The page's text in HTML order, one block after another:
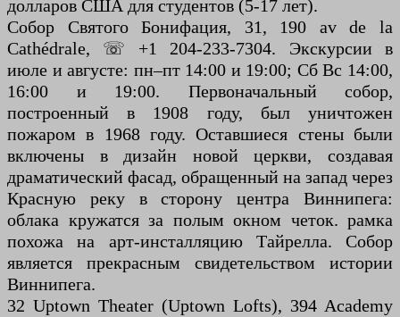
долларов США для студентов (5-17 лет).
Собор Святого Бонифация, 31, 190 av de la
Cathédrale, ☏ +1 204-233-7304. Экскурсии в
июле и августе: пн–пт 14:00 и 19:00; Сб Вс 14:00,
16:00 и 19:00. Первоначальный собор,
построенный в 1908 году, был уничтожен
пожаром в 1968 году. Оставшиеся стены были
включены в дизайн новой церкви, создавая
драматический фасад, обращенный на запад через
Красную реку в сторону центра Виннипега:
облака кружатся за полым окном четок. рамка
похожа на арт-инсталляцию Тайрелла. Собор
является прекрасным свидетельством истории
Виннипега.
32 Uptown Theater (Uptown Lofts), 394 Academy